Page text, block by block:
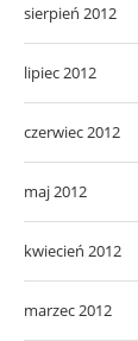
sierpień 2012
lipiec 2012
czerwiec 2012
maj 2012
kwiecień 2012
marzec 2012